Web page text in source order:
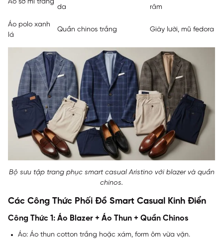
Áo sơ mi trắng
da
râm
Áo polo xanh
lá
Quần chinos trắng Giày lười, mũ fedora
Bộ sưu tập trang phục smart casual Aristino với blazer và quần
chinos.
Các Công Thức Phối Đồ Smart Casual Kinh Điển
Công Thức 1: Áo Blazer + Áo Thun + Quần Chinos
Áo: Áo thun cotton trắng hoặc xám, form ôm vừa vặn.